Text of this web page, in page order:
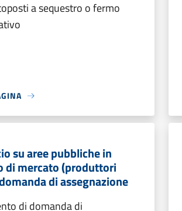
a sequestro o fermo
su aree pubbliche in
di mercato (produttori
di assegnazione
di domanda di